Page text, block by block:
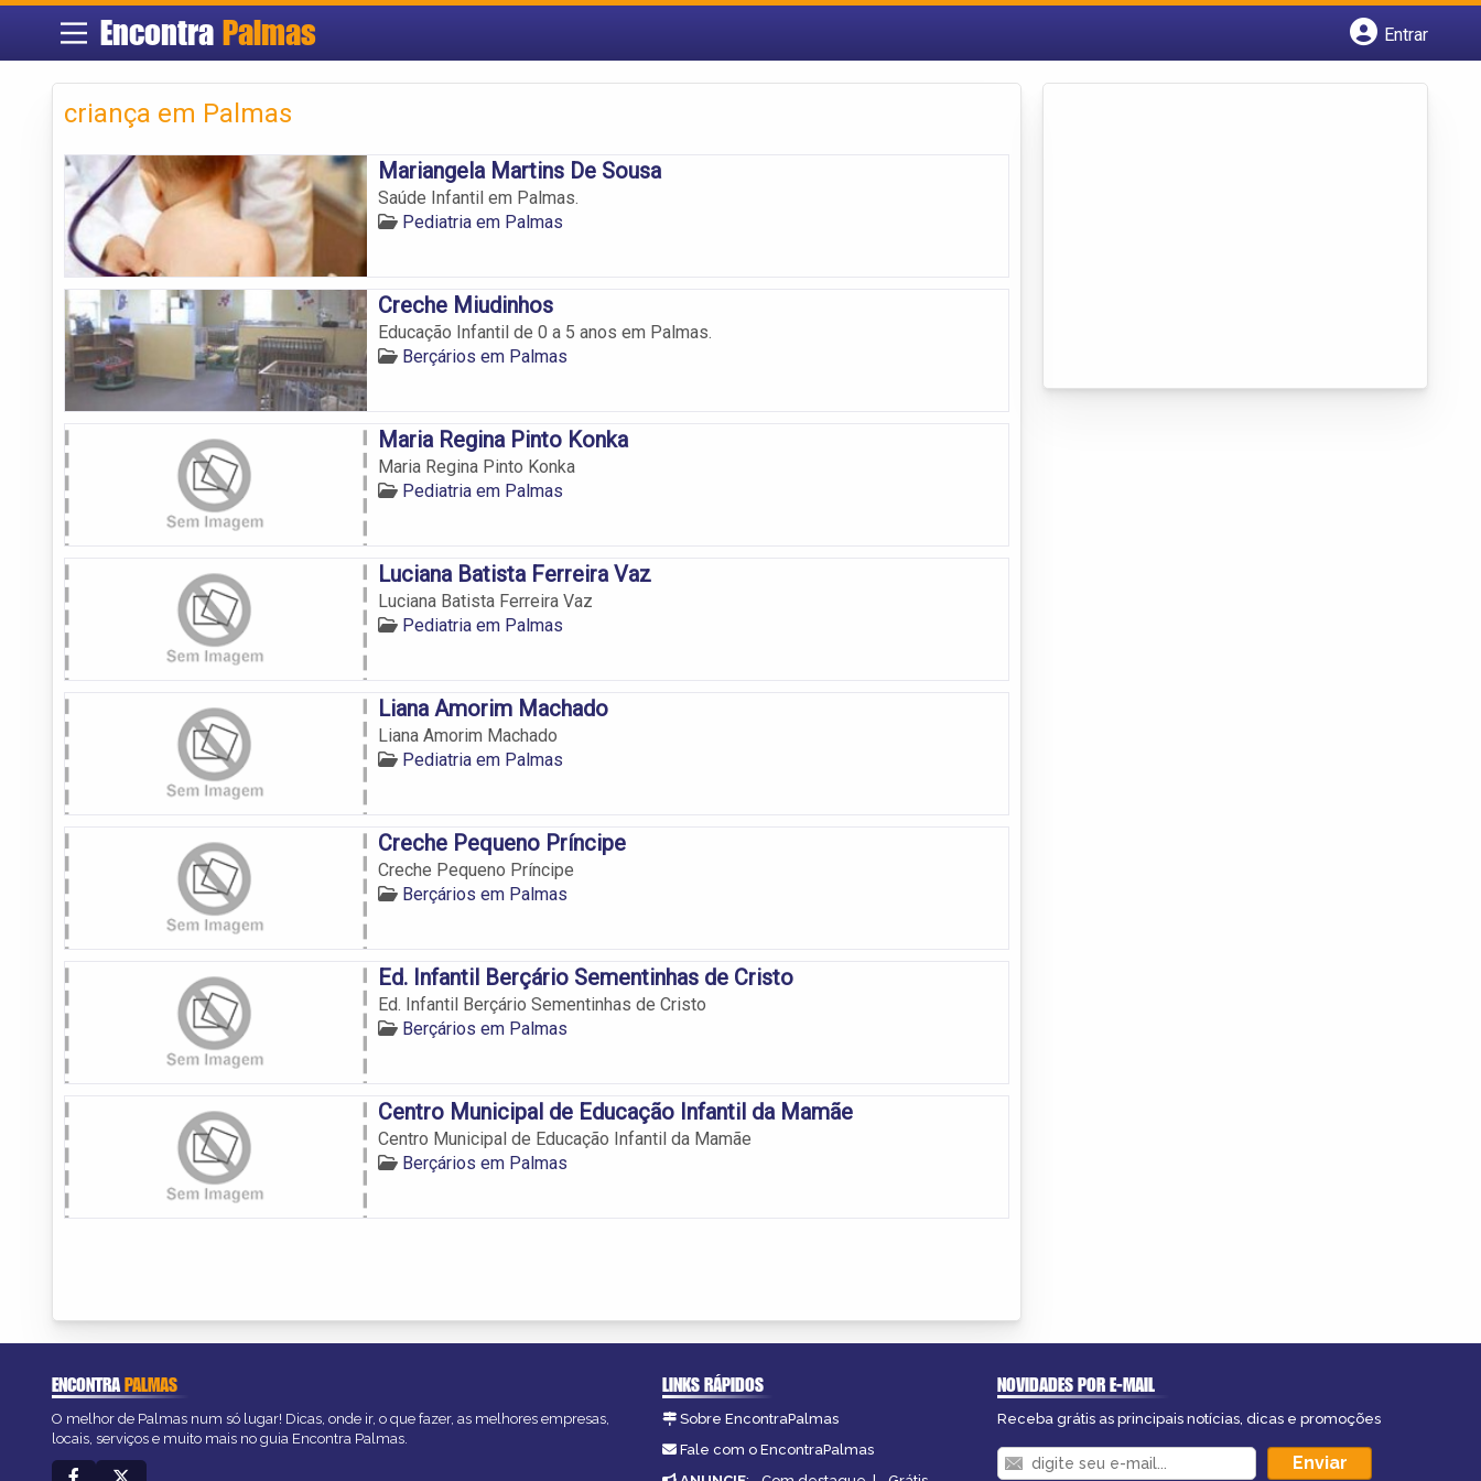
Encontra Palmas
Entrar
criança em Palmas
Mariangela Martins De Sousa
Saúde Infantil em Palmas.
Pediatria em Palmas
Creche Miudinhos
Educação Infantil de 0 a 5 anos em Palmas.
Berçários em Palmas
Maria Regina Pinto Konka
Maria Regina Pinto Konka
Pediatria em Palmas
Luciana Batista Ferreira Vaz
Luciana Batista Ferreira Vaz
Pediatria em Palmas
Liana Amorim Machado
Liana Amorim Machado
Pediatria em Palmas
Creche Pequeno Príncipe
Creche Pequeno Príncipe
Berçários em Palmas
Ed. Infantil Berçário Sementinhas de Cristo
Ed. Infantil Berçário Sementinhas de Cristo
Berçários em Palmas
Centro Municipal de Educação Infantil da Mamãe
Centro Municipal de Educação Infantil da Mamãe
Berçários em Palmas
ENCONTRAPALMAS
O melhor de Palmas num só lugar! Dicas, onde ir, o que fazer, as melhores empresas,
locais, serviços e muito mais no guia Encontra Palmas.
LINKS RÁPIDOS
Sobre EncontraPalmas
Fale com o EncontraPalmas
NOVIDADES POR E-MAIL
Receba grátis as principais notícias, dicas e promoções